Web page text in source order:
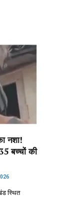
नशा!
बच्चों की
स्थित